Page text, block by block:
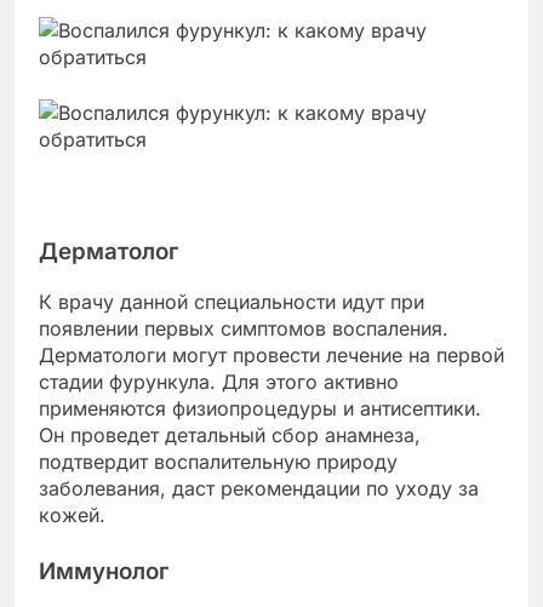
Дерматолог
К врачу данной специальности идут при
появлении первых симптомов воспаления.
Дерматологи могут провести лечение на первой
стадии фурункула. Для этого активно
применяются физиопроцедуры и антисептики.
Он проведет детальный сбор анамнеза,
подтвердит воспалительную природу
заболевания, даст рекомендации по уходу за
кожей.
Иммунолог